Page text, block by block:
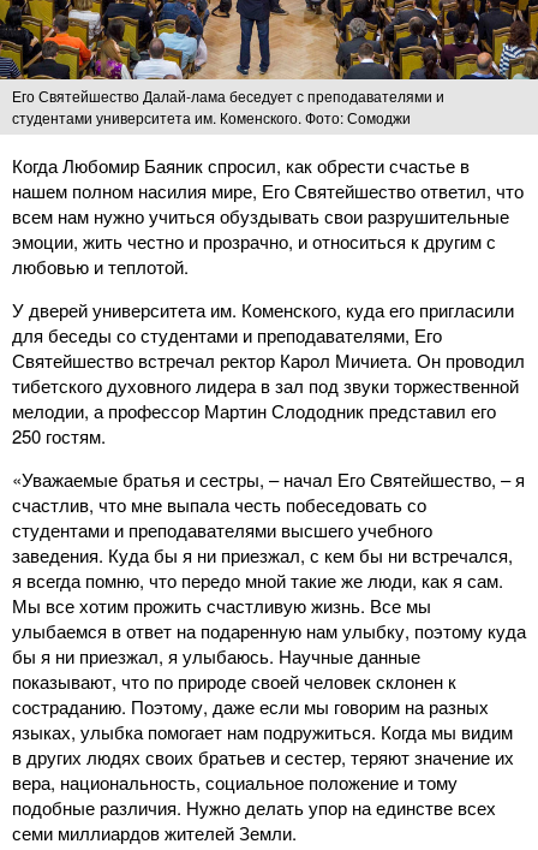
Его Святейшество Далай-лама беседует с преподавателями и
студентами университета им. Коменского. Фото: Сомоджи
Когда Любомир Баяник спросил, как обрести счастье в
нашем полном насилия мире, Его Святейшество ответил, что
всем нам нужно учиться обуздывать свои разрушительные
эмоции, жить честно и прозрачно, и относиться к другим с
любовью и теплотой.
У дверей университета им. Коменского, куда его пригласили
для беседы со студентами и преподавателями, Его
Святейшество встречал ректор Карол Мичиета. Он проводил
тибетского духовного лидера в зал под звуки торжественной
мелодии, а профессор Мартин Слододник представил его
250 гостям.
«Уважаемые братья и сестры, – начал Его Святейшество, – я
счастлив, что мне выпала честь побеседовать со
студентами и преподавателями высшего учебного
заведения. Куда бы я ни приезжал, с кем бы ни встречался,
я всегда помню, что передо мной такие же люди, как я сам.
Мы все хотим прожить счастливую жизнь. Все мы
улыбаемся в ответ на подаренную нам улыбку, поэтому куда
бы я ни приезжал, я улыбаюсь. Научные данные
показывают, что по природе своей человек склонен к
состраданию. Поэтому, даже если мы говорим на разных
языках, улыбка помогает нам подружиться. Когда мы видим
в других людях своих братьев и сестер, теряют значение их
вера, национальность, социальное положение и тому
подобные различия. Нужно делать упор на единстве всех
семи миллиардов жителей Земли.